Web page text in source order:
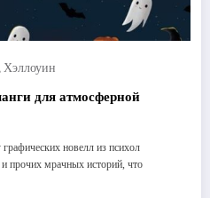
Хэллоуин
для атмосферной
новелл из психол
и прочих мрачных историй, что